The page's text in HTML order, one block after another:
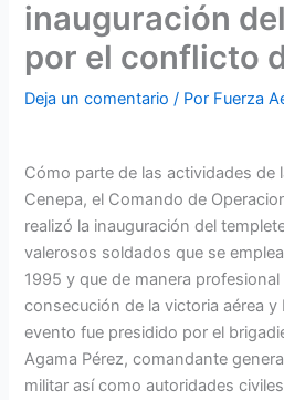
inauguración
por el conflicto
Deja un comentario / Por Fuerza
Cómo parte de las actividades de
Cenepa, el Comando de
realizó la inauguración del
valerosos soldados que se
1995 y que de manera
consecución de la victoria aérea y
evento fue presidido por el
Agama Pérez, comandante
militar así como autoridades